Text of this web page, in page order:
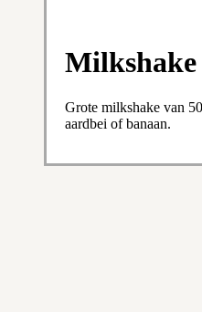
Grote milkshake van
aardbei of banaan.